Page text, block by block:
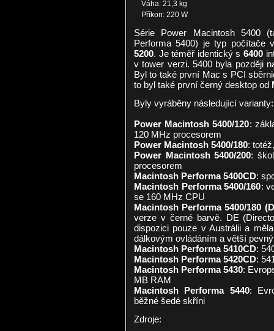
Váha: 21,3 kg
Příkon: 220 W
Série Power Macintosh 5400
Performa 5400) je typ počítače
5200. Je téměř identický s6400
v tower verzi. 5400 byla později
Byl to také první Mac s PCI
to byl také první černý desktop od
Byly vyráběny následující varianty:
Power Macintosh 5400/120:
120 MHz procesorem
Power Macintosh 5400/180:
Power Macintosh 5400/200:
procesorem
Macintosh Performa 5400CD:
Macintosh Performa 5400/160:
se 160 MHz CPU
Macintosh Performa 5400/180
verze v černé barvě. DE
dispozici pouze v Austrálii a
dálkovým ovládáním a větší
Macintosh Performa 5410CD:
Macintosh Performa 5420CD:
Macintosh Performa 5430:
MB RAM
Macintosh Performa 5440:
běžné šedé skříni
Zdroje: